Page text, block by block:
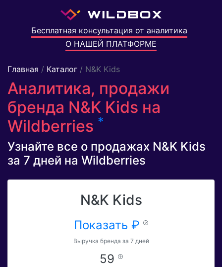
Бесплатная консультация от аналитика
О НАШЕЙ ПЛАТФОРМЕ
Главная / Каталог / N&K Kids
Аналитика, продажи
бренда N&K Kids на
Wildberries *
Узнайте все о продажах N&K Kids
за 7 дней на Wildberries
N&K Kids
Показать ₽
Выручка бренда за 7 дней
59